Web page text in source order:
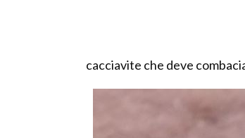
cacciavite che deve